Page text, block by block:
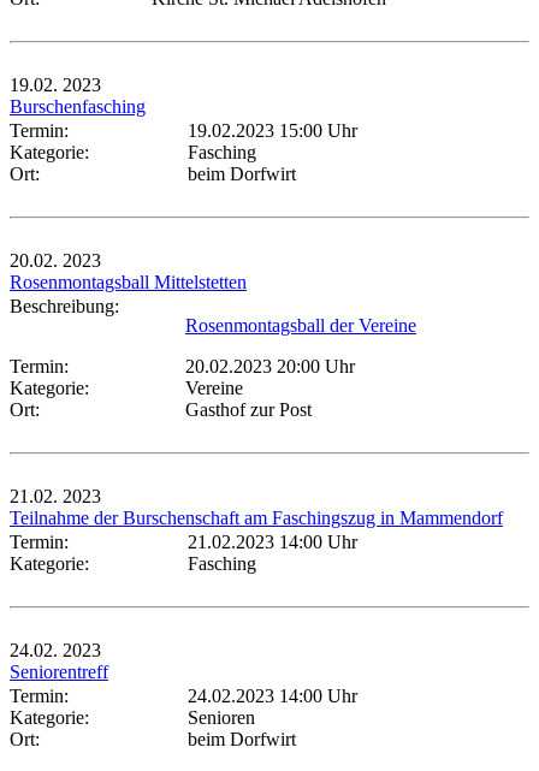
19.02. 2023
Burschenfasching
Termin:
19.02.2023 15:00 Uhr
Kategorie:
Fasching
Ort:
beim Dorfwirt
20.02. 2023
Rosenmontagsball Mittelstetten
Beschreibung:
Rosenmontagsball der Vereine
Termin:
20.02.2023 20:00 Uhr
Kategorie:
Vereine
Ort:
Gasthof zur Post
21.02. 2023
Teilnahme der Burschenschaft am Faschingszug in Mammendorf
Termin:
21.02.2023 14:00 Uhr
Kategorie:
Fasching
24.02. 2023
Seniorentreff
Termin:
24.02.2023 14:00 Uhr
Kategorie:
Senioren
Ort:
beim Dorfwirt